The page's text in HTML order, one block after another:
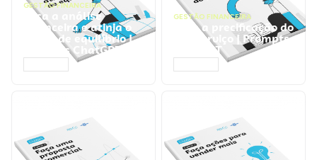
GESTÃO FINANCEIRA
Faça a análise
financeira e atinja o
ponto de equilíbrio |
Prompts ChatGPT
GESTÃO FINANCEIRA
Faça a precificação do
seu serviço | Prompts
ChatGPT